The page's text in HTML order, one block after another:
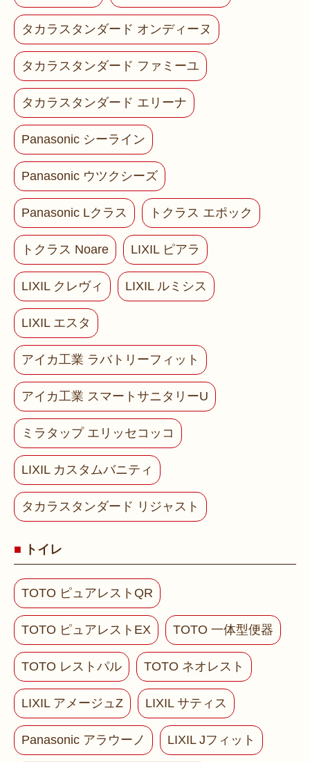
タカラスタンダード オンディーヌ
タカラスタンダード ファミーユ
タカラスタンダード エリーナ
Panasonic シーライン
Panasonic ウツクシーズ
Panasonic Lクラス トクラス エポック
トクラス Noare LIXIL ピアラ
LIXIL クレヴィ LIXIL ルミシス
LIXIL エスタ
アイカ工業 ラバトリーフィット
アイカ工業 スマートサニタリーU
ミラタップ エリッセコッコ
LIXIL カスタムバニティ
タカラスタンダード リジャスト
トイレ
TOTO ピュアレストQR
TOTO ピュアレストEX TOTO 一体型便器
TOTO レストパル TOTO ネオレスト
LIXIL アメージュZ LIXIL サティス
Panasonic アラウーノ LIXIL Jフィット